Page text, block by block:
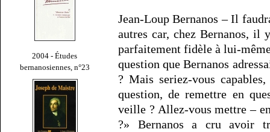
2004 - Études
bernanosiennes, n°23
Jean-Loup Bernanos – Il
autres car, chez Bernanos, il
parfaitement fidèle à lui-
question que Bernanos
? Mais seriez-vous
question, de remettre en
veille ? Allez-vous mettre –
?» Bernanos a cru avoir